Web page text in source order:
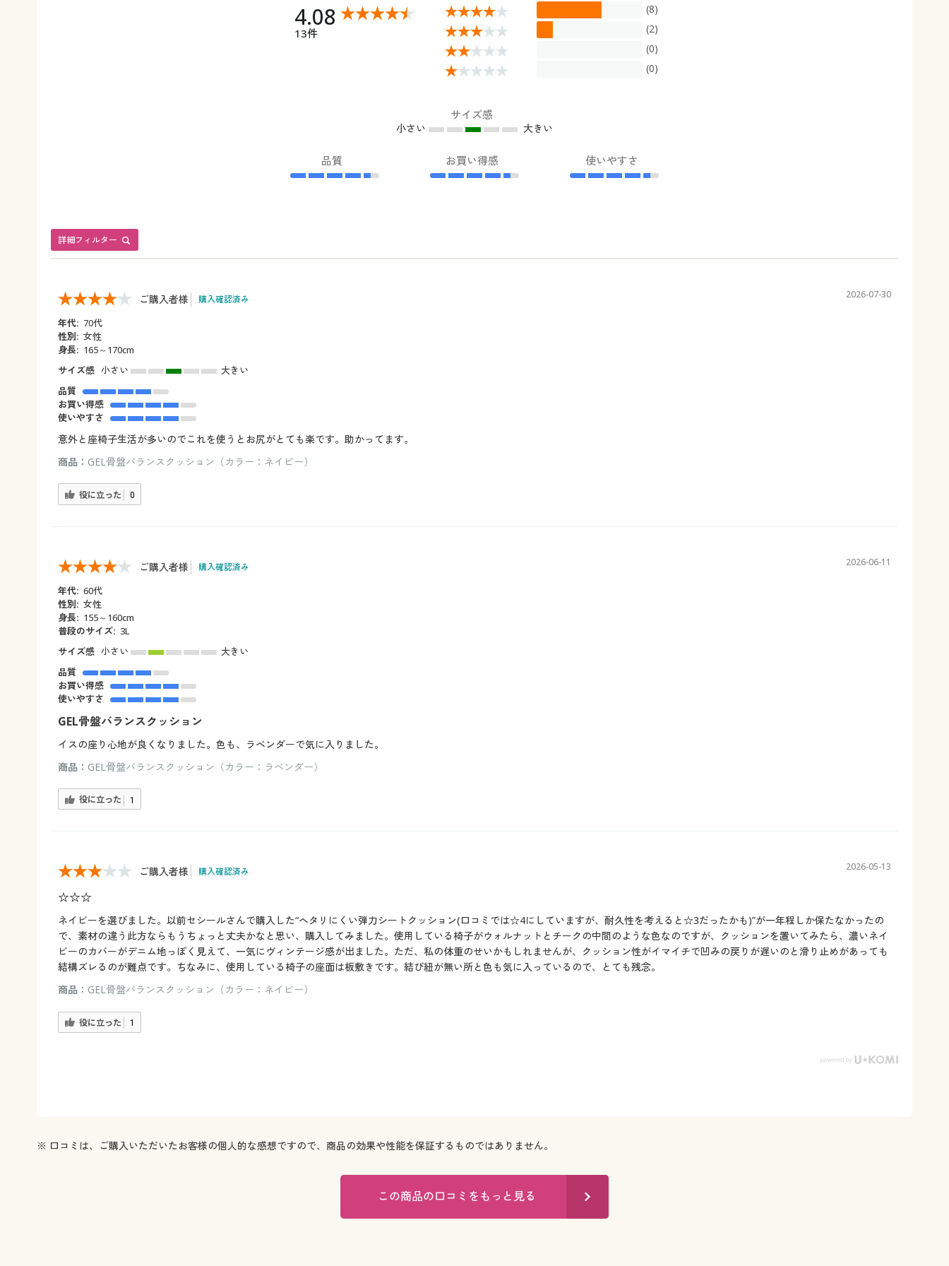
4.08
13件
(8)
(2)
(0)
(0)
サイズ感
小さい 大きい
品質 お買い得感 使いやすさ
詳細フィルター
ご購入者様 購入確認済み 2026-07-30
年代: 70代
性別: 女性
身長: 165～170cm
サイズ感 小さい
大きい
品質
お買い得感
使いやすさ
意外と座椅子生活が多いのでこれを使うとお尻がとても楽です。助かってます。
商品： GEL骨盤バランスクッション（カラー：ネイビー）
役に立った 0
ご購入者様 購入確認済み 2026-06-11
年代: 60代
性別: 女性
身長: 155～160cm
普段のサイズ: 3L
サイズ感 小さい
大きい
品質
お買い得感
使いやすさ
GEL骨盤バランスクッション
イスの座り心地が良くなりました。色も、ラベンダーで気に入りました。
商品： GEL骨盤バランスクッション（カラー：ラベンダー）
役に立った 1
ご購入者様 購入確認済み 2026-05-13
☆☆☆
ネイビーを選びました。以前セシールさんで購入した“ヘタリにくい弾力シートクッション(口コミでは☆4にしていますが、耐久性を考えると☆3だったかも)”が一年程しか保たなかったの
で、素材の違う此方ならもうちょっと丈夫かなと思い、購入してみました。使用している椅子がウォルナットとチークの中間のような色なのですが、クッションを置いてみたら、濃いネイ
ビーのカバーがデニム地っぽく見えて、一気にヴィンテージ感が出ました。ただ、私の体重のせいかもしれませんが、クッション性がイマイチで凹みの戻りが遅いのと滑り止めがあっても
結構ズレるのが難点です。ちなみに、使用している椅子の座面は板敷きです。結び紐が無い所と色も気に入っているので、とても残念。
商品： GEL骨盤バランスクッション（カラー：ネイビー）
役に立った 1
※ 口コミは、ご購入いただいたお客様の個人的な感想ですので、商品の効果や性能を保証するものではありません。
この商品の口コミをもっと見る